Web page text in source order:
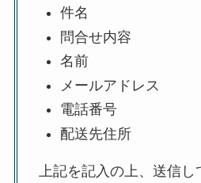
件名
問合せ内容
名前
メールアドレス
電話番号
配送先住所
上記を記入の上、送信し